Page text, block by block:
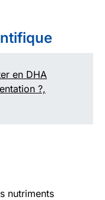
en DHA
?,
nutriments